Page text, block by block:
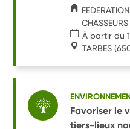
À partir du
TARBES
Favoriser le
tiers-lieux